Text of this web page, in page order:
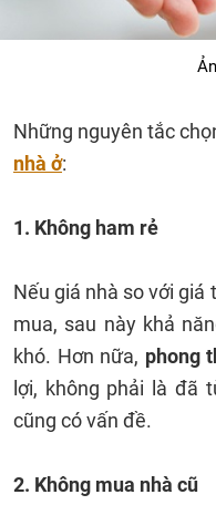
Những nguyên tắc
nhà ở:
1. Không ham rẻ
Nếu giá nhà so với giá
mua, sau này khả
khó. Hơn nữa, phong
lợi, không phải là đã
cũng có vấn đề.
2. Không mua nhà cũ